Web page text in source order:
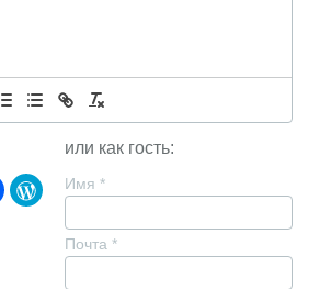
или как гость:
Имя *
Почта *